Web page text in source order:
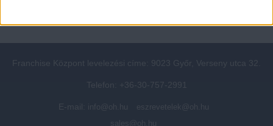
Franchise Központ levelezési címe: 9023 Győr, Verseny utca 32.
Telefon: +36-30-757-2991
E-mail: info@oh.hu
eszrevetelek@oh.hu
sales@oh.hu